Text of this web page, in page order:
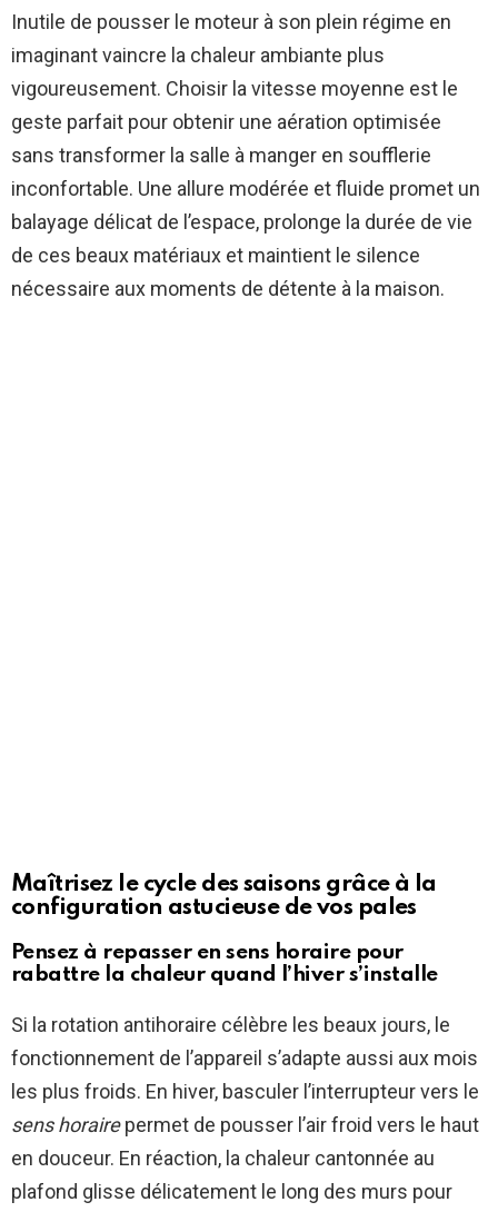
Inutile de pousser le moteur à son plein régime en
imaginant vaincre la chaleur ambiante plus
vigoureusement. Choisir la vitesse moyenne est le
geste parfait pour obtenir une aération optimisée
sans transformer la salle à manger en soufflerie
inconfortable. Une allure modérée et fluide promet un
balayage délicat de l’espace, prolonge la durée de vie
de ces beaux matériaux et maintient le silence
nécessaire aux moments de détente à la maison.
Maîtrisez le cycle des saisons grâce à la
configuration astucieuse de vos pales
Pensez à repasser en sens horaire pour
rabattre la chaleur quand l’hiver s’installe
Si la rotation antihoraire célèbre les beaux jours, le
fonctionnement de l’appareil s’adapte aussi aux mois
les plus froids. En hiver, basculer l’interrupteur vers le
sens horairepermet de pousser l’air froid vers le haut
en douceur. En réaction, la chaleur cantonnée au
plafond glisse délicatement le long des murs pour